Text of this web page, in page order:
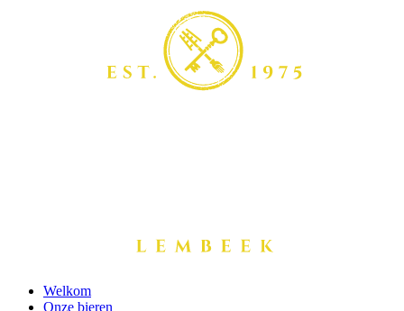
Welkom
Onze bieren